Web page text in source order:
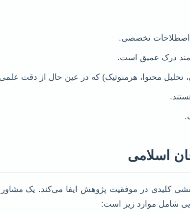
اصطلاحات تخصصی.
درک عمیق است.
تحلیل محتوا، هرمنوتیک) که در عین حال از دقت
اسلامی
کلیدی در موفقیت پژوهش ایفا می‌کند. یک مشاور
شامل موارد زیر است: